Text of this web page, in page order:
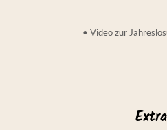
• Video zur